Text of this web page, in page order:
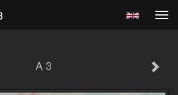
A 3